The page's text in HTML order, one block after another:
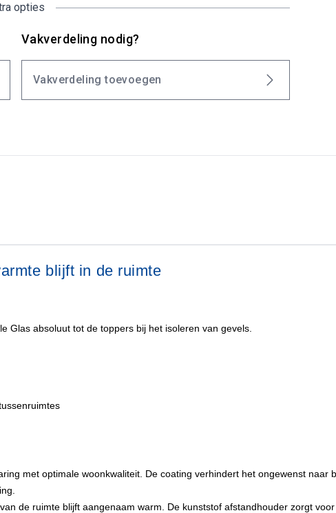
opties
Vakverdeling nodig?
Vakverdeling toevoegen
blijft in de ruimte
Glas absoluut tot de toppers bij het isoleren van gevels.
met optimale woonkwaliteit. De coating verhindert het ongewenst
de ruimte blijft aangenaam warm. De kunststof afstandhouder zorgt